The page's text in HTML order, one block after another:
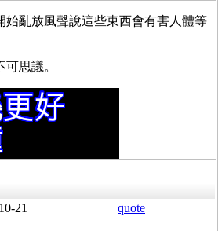
始亂放風聲說這些東西會有害人體等
思議。
21 quote